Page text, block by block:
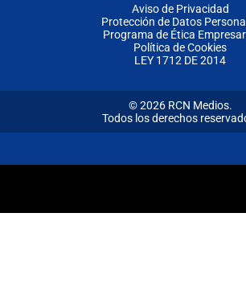
Aviso de Privacidad
Protección de Datos
Programa de Ética
Política de Cookies
LEY 1712 DE 2014
© 2026 RCN Medios.
Todos los derechos